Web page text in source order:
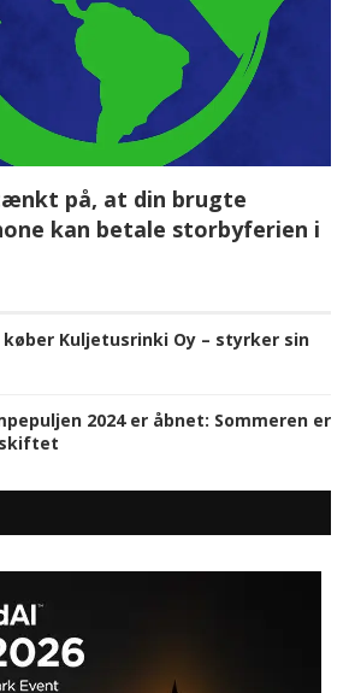
på, at din brugte
kan betale storbyferien i
køber Kuljetusrinki Oy – styrker sin
2024 er åbnet: Sommeren er